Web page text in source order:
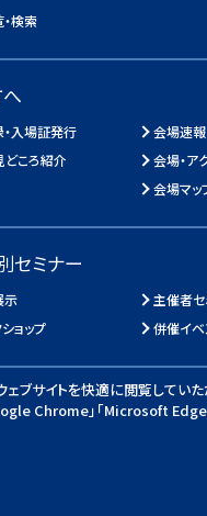
検索
入場証発行
会場速報
ころ紹介
会場・ア
会場マッ
セミナー
示
主催者セ
ョップ
併催イベ
ブサイトを快適に閲覧していた
Chrome」「Microsoft Edge